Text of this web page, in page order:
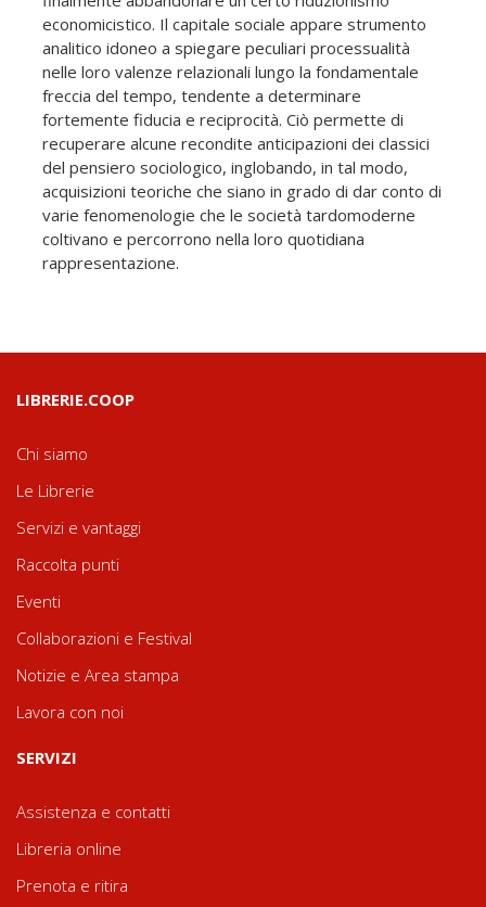
economicistico. Il capitale sociale appare strumento
analitico idoneo a spiegare peculiari processualità
nelle loro valenze relazionali lungo la fondamentale
freccia del tempo, tendente a determinare
fortemente fiducia e reciprocità. Ciò permette di
recuperare alcune recondite anticipazioni dei classici
del pensiero sociologico, inglobando, in tal modo,
acquisizioni teoriche che siano in grado di dar conto di
varie fenomenologie che le società tardomoderne
coltivano e percorrono nella loro quotidiana
rappresentazione.
LIBRERIE.COOP
Chi siamo
Le Librerie
Servizi e vantaggi
Raccolta punti
Eventi
Collaborazioni e Festival
Notizie e Area stampa
Lavora con noi
SERVIZI
Assistenza e contatti
Libreria online
Prenota e ritira